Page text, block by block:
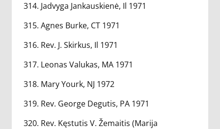
314. Jadvyga Jankauskienė, Il 1971
315. Agnes Burke, CT 1971
316. Rev. J. Skirkus, Il 1971
317. Leonas Valukas, MA 1971
318. Mary Yourk, NJ 1972
319. Rev. George Degutis, PA 1971
320. Rev. Kęstutis V. Žemaitis (Marija